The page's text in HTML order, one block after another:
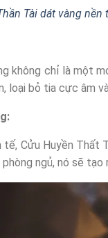
Tài dát vàng nền
không chỉ là một
loại bỏ tia cực âm
tế, Cửu Huyền
ngủ, nó sẽ